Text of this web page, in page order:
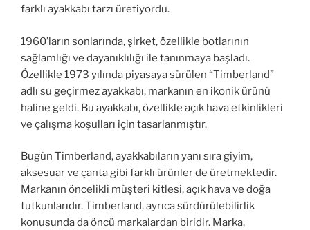
farklı ayakkabı tarzı üretiyordu.
1960’ların sonlarında, şirket, özellikle botlarının
sağlamlığı ve dayanıklılığı ile tanınmaya başladı.
Özellikle 1973 yılında piyasaya sürülen “Timberland”
adlı su geçirmez ayakkabı, markanın en ikonik ürünü
haline geldi. Bu ayakkabı, özellikle açık hava etkinlikleri
ve çalışma koşulları için tasarlanmıştır.
Bugün Timberland, ayakkabıların yanı sıra giyim,
aksesuar ve çanta gibi farklı ürünler de üretmektedir.
Markanın öncelikli müşteri kitlesi, açık hava ve doğa
tutkunlarıdır. Timberland, ayrıca sürdürülebilirlik
konusunda da öncü markalardan biridir. Marka,